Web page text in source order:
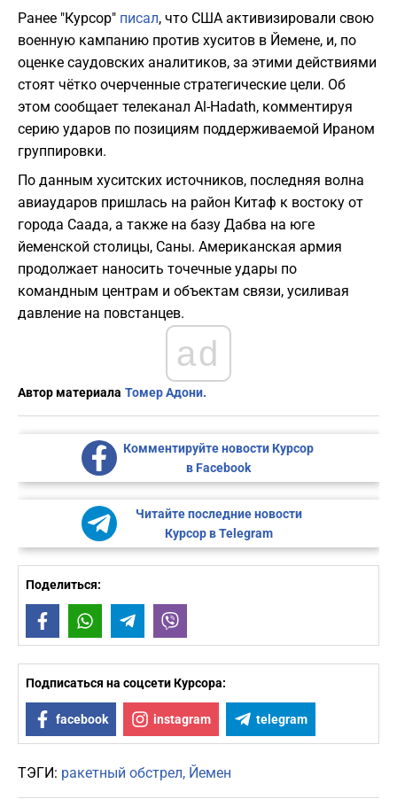
Ранее "Курсор" писал, что США активизировали свою
военную кампанию против хуситов в Йемене, и, по
оценке саудовских аналитиков, за этими действиями
стоят чётко очерченные стратегические цели. Об
этом сообщает телеканал Al-Hadath, комментируя
серию ударов по позициям поддерживаемой Ираном
группировки.
По данным хуситских источников, последняя волна
авиаударов пришлась на район Китаф к востоку от
города Саада, а также на базу Дабва на юге
йеменской столицы, Саны. Американская армия
продолжает наносить точечные удары по
командным центрам и объектам связи, усиливая
давление на повстанцев.
ad
Автор материала Томер Адони.
Комментируйте новости Курсор
в Facebook
Читайте последние новости
Курсор в Telegram
Поделиться:
FacebookWhatsAppTelegram
Подписаться на соцсети Курсора:
facebook instagram telegram
ТЭГИ: ракетный обстрел Йемен